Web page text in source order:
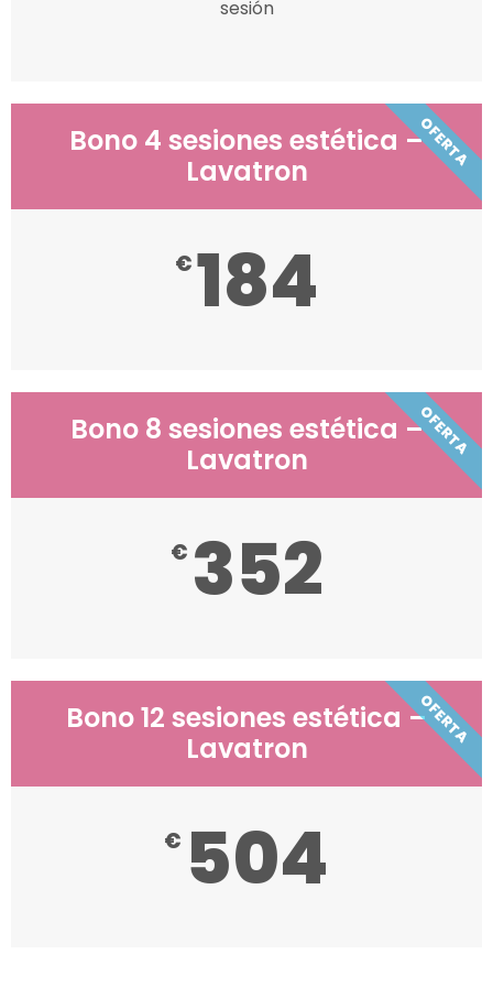
sesión
Bono 4 sesiones estética –
Lavatron
€184
OFERTA
Bono 8 sesiones estética –
Lavatron
€ 352
OFERTA
Bono 12 sesiones estética –
Lavatron
€ 504
OFERTA